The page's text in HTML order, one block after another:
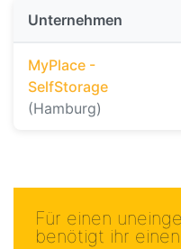
Unternehmen
MyPlace -
SelfStorage
(Hamburg)
Für einen
benötigt ihr einen